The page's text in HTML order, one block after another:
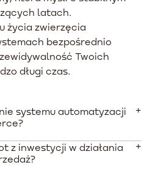
latach.
życia zwierzęcia
bezpośrednio
Twoich
długi czas.
systemu automatyzacji
procesów i szablonów
z inwestycji w działania